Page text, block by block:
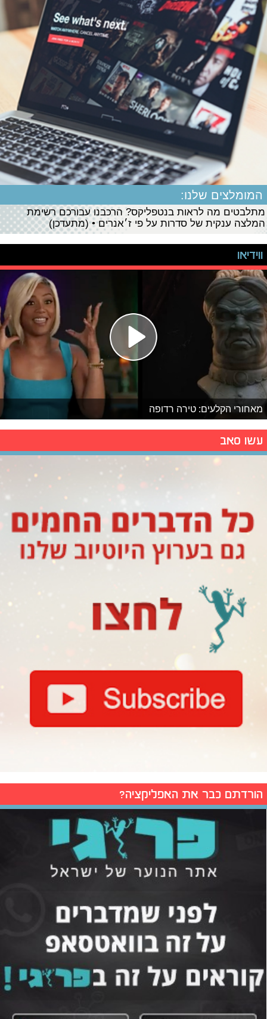
המומלצים שלנו:
מתלבטים מה לראות בנטפליקס? הרכבנו עבורכם רשימת
המלצה ענקית של סדרות על פי ז׳אנרים • (מתעדכן)
ווידיאו
מאחורי הקלעים: טירה רדופה
עשו סאב
הורדתם כבר את האפליקציה?